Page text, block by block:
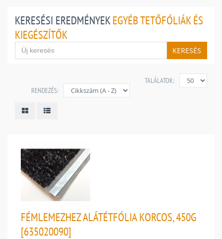
KERESÉSI EREDMÉNYEK EGYÉB TETŐFÓLIÁK ÉS
KIEGÉSZÍTŐK
KERESÉS
TALÁLATOK:
RENDEZÉS:
FÉMLEMEZHEZ ALÁTÉTFÓLIA KORCOS, 450G
[635020090]